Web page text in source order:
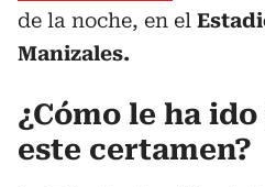
de la noche, en el
Manizales.
¿Cómo le ha
este certamen?